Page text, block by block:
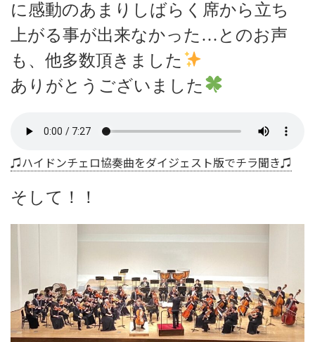
に感動のあまりしばらく席から立ち
上がる事が出来なかった…とのお声
も、他多数頂きました
ありがとうございました
♫ハイドンチェロ協奏曲をダイジェスト版でチラ聞き♫
そして！！